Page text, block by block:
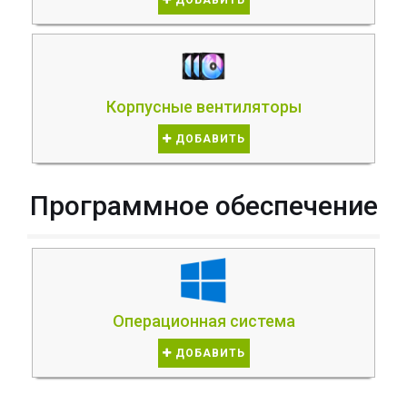
Корпусные вентиляторы
ДОБАВИТЬ
Программное обеспечение
Операционная система
ДОБАВИТЬ